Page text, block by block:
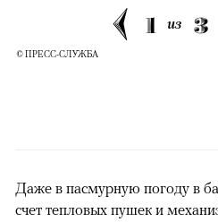
1 из 3
© ПРЕСС-СЛУЖБА
Даже в пасмурную погоду в
счет тепловых пушек и